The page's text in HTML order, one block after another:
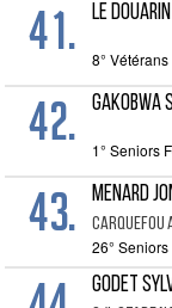
41. LE
8° Vétérans
42. 1° Seniors
43. MENARD
Carquefou
26°
GODET